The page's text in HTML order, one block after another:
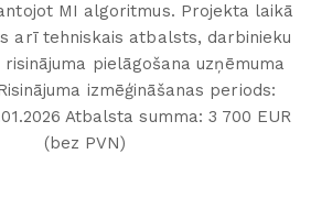
MI algoritmus. Projekta laikā
arī tehniskais atbalsts, darbinieku
pielāgošana uzņēmuma
izmēģināšanas periods:
Atbalsta summa: 3 700 EUR
(bez PVN)